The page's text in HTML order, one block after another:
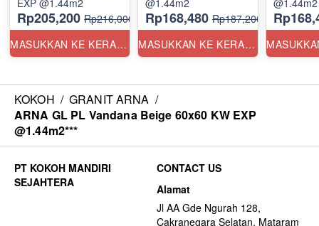
EXP @1.44m2
Rp205,200 Rp216,000
MASUKKAN KE KERANJANG
@1.44m2
Rp168,480 Rp187,200
MASUKKAN KE KERANJANG
@1.44m2
KOKOH / GRANIT ARNA /
ARNA GL PL Vandana Beige 60x60 KW EXP
@1.44m2***
CONTACT US
Alamat
Jl AA Gde Ngurah 128,
Cakranegara Selatan, Mataram